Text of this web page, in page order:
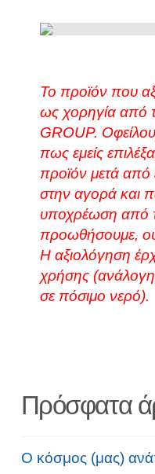
Το προϊόν που
ως χορηγία από
GROUP.
πως εμείς
προϊόν μετά
στην αγορά και
υποχρέωση από
προωθήσουμε,
Η αξιολόγηση
χρήσης
σε πόσιμο νερό).
Πρόσφατα
Ο κόσμος (μας)